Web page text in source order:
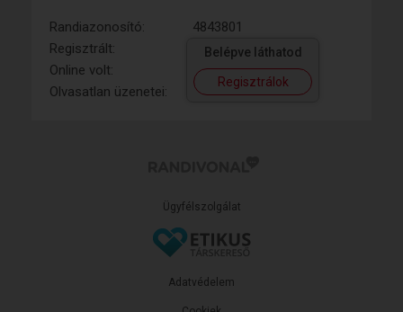
Randiazonosító:
4843801
Regisztrált:
Online volt:
Olvasatlan üzenetei:
Belépve láthatod
Regisztrálok
Ügyfélszolgálat
Adatvédelem